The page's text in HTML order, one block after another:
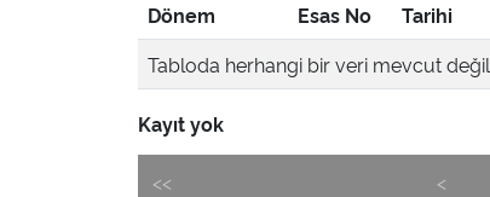
Dönem
Esas No
Tarihi
Tabloda herhangi bir veri mevcut değil
Kayıt yok
<< <